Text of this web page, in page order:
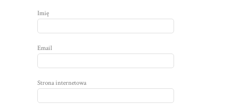
Imię
Email
Strona internetowa